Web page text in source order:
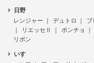
日野
レンジャー
デュトロ プ
リエッセⅡ
ポンチョ
リボン
いすゞ